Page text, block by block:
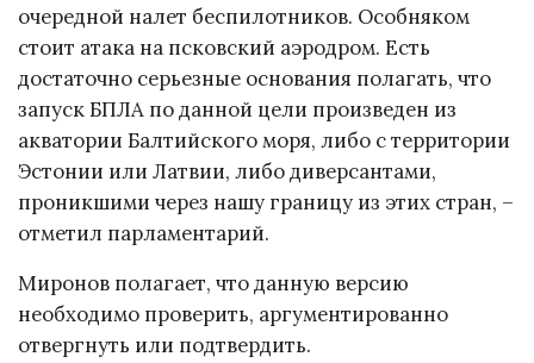
очередной налет беспилотников. Особняком
стоит атака на псковский аэродром. Есть
достаточно серьезные основания полагать, что
запуск БПЛА по данной цели произведен из
акватории Балтийского моря, либо с территории
Эстонии или Латвии, либо диверсантами,
проникшими через нашу границу из этих стран, –
отметил парламентарий.
Миронов полагает, что данную версию
необходимо проверить, аргументированно
отвергнуть или подтвердить.